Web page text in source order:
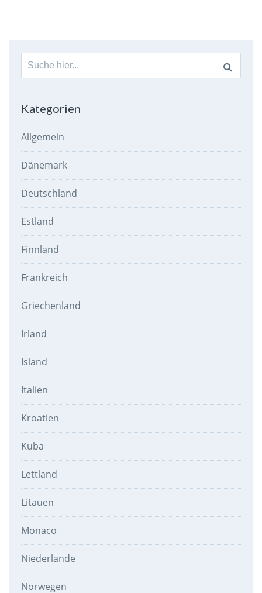
Suche
nach:
Kategorien
Allgemein
Dänemark
Deutschland
Estland
Finnland
Frankreich
Griechenland
Irland
Island
Italien
Kroatien
Kuba
Lettland
Litauen
Monaco
Niederlande
Norwegen